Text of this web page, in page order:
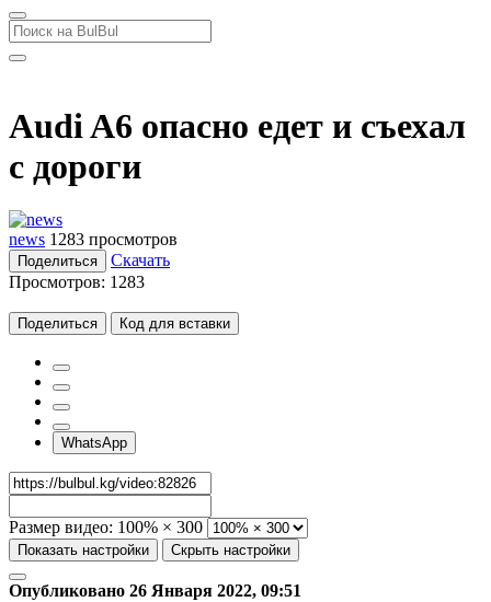
Audi A6 опасно едет и съехал
с дороги
news 1283 просмотров
Поделиться
Скачать
Просмотров: 1283
Поделиться Код для вставки
WhatsApp
Размер видео: 100% × 300
Показать настройки Скрыть настройки
Опубликовано 26 Января 2022, 09:51